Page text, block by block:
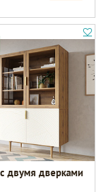
двумя дверками